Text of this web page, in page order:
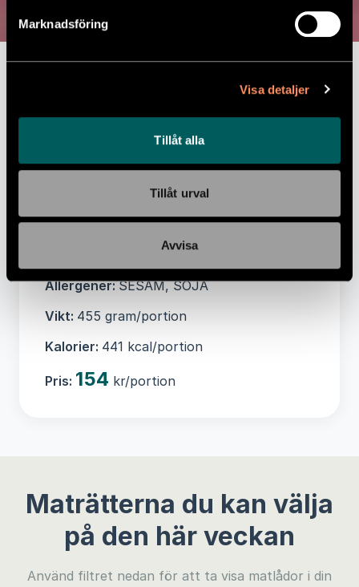
Marknadsföring
Visa detaljer
Tillåt alla
Tillåt urval
Avvisa
Energi 97 kcal, Fett 3 g, -varav Mättat fett
0,6 g, Kolhydrater 5 g, -varav Sockerarter
4,2 g, Protein 11 g, Salt 0,6 g
Ingredienser:Kyckling(34%),
broccoli(23%), salladskål(16%), ananas,
äpple, morot, dadlar, SESAMolja, vegansk
SESAMfrö, vitlök, ingefära
Allergener:SESAM, SOJA
Vikt: 455 gram/portion
Kalorier: 441 kcal/portion
Pris: 154 kr/portion
Maträtterna du kan välja
på den här veckan
Använd filtret nedan för att ta visa matlådor i din